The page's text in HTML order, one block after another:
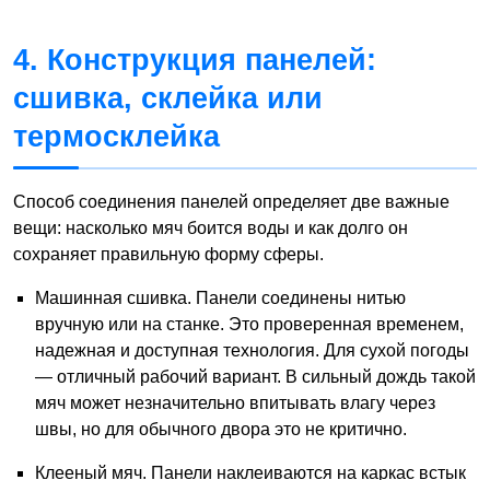
4. Конструкция панелей:
сшивка, склейка или
термосклейка
Способ соединения панелей определяет две важные
вещи: насколько мяч боится воды и как долго он
сохраняет правильную форму сферы.
Машинная сшивка. Панели соединены нитью
вручную или на станке. Это проверенная временем,
надежная и доступная технология. Для сухой погоды
— отличный рабочий вариант. В сильный дождь такой
мяч может незначительно впитывать влагу через
швы, но для обычного двора это не критично.
Клееный мяч. Панели наклеиваются на каркас встык